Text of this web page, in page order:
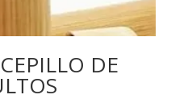
DE